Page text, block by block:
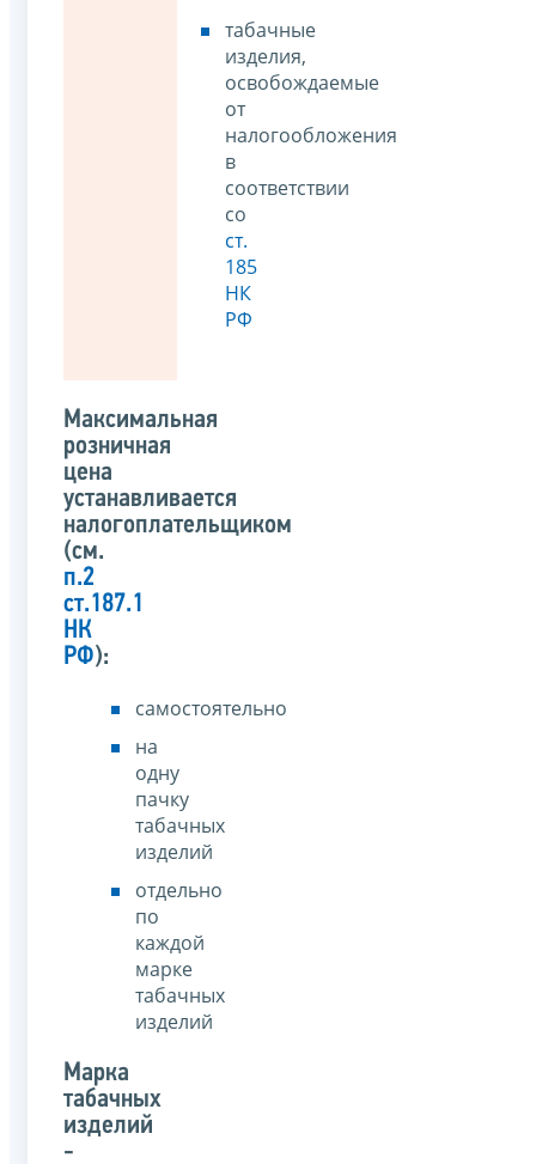
табачные
изделия,
освобождаемые
от
налогообложения
в
соответствии
со
ст.
185
НК
РФ
Максимальная
розничная
цена
устанавливается
налогоплательщиком
(см.
п.2
ст.187.1
НК
РФ):
самостоятельно
на
одну
пачку
табачных
изделий
отдельно
по
каждой
марке
табачных
изделий
Марка
табачных
изделий
-